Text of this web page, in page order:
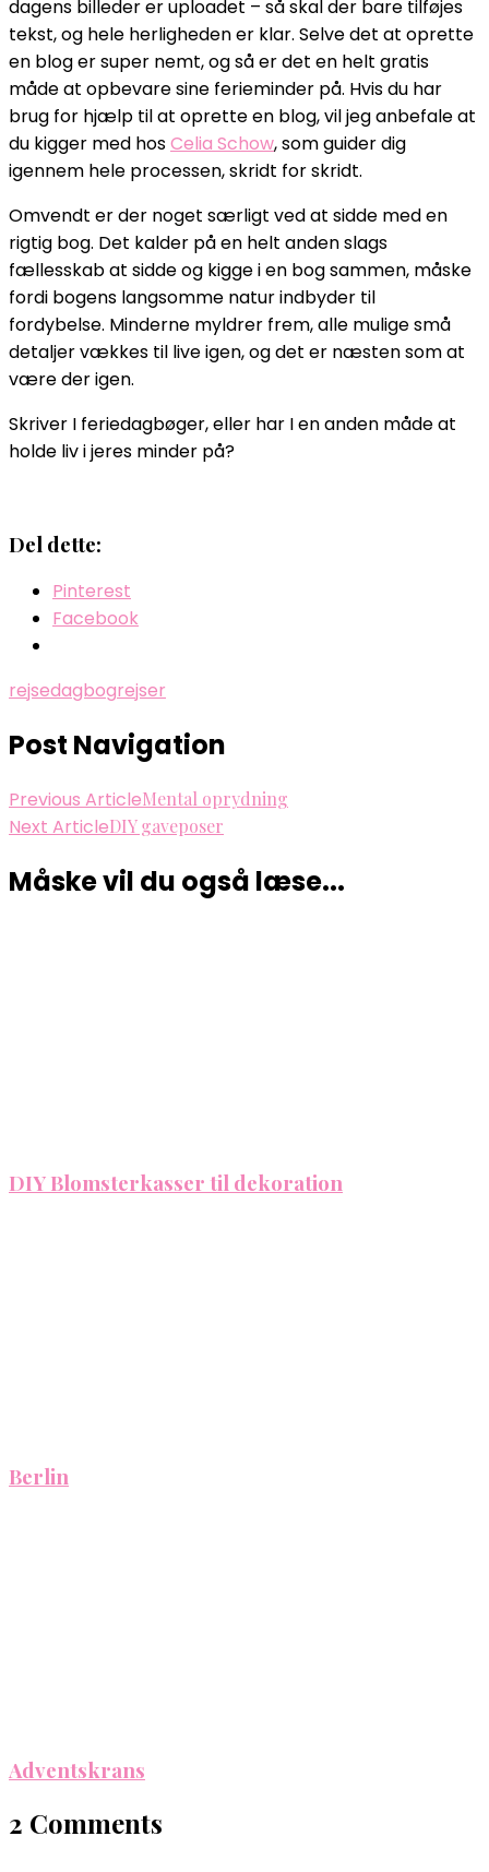
dagens billeder er uploadet – så skal der bare tilføjes
tekst, og hele herligheden er klar. Selve det at oprette
en blog er super nemt, og så er det en helt gratis
måde at opbevare sine ferieminder på. Hvis du har
brug for hjælp til at oprette en blog, vil jeg anbefale at
du kigger med hosCelia Schow, som guider dig
igennem hele processen, skridt for skridt.
Omvendt er der noget særligt ved at sidde med en
rigtig bog. Det kalder på en helt anden slags
fællesskab at sidde og kigge i en bog sammen, måske
fordi bogens langsomme natur indbyder til
fordybelse. Minderne myldrer frem, alle mulige små
detaljer vækkes til live igen, og det er næsten som at
være der igen.
Skriver I feriedagbøger, eller har I en anden måde at
holde liv i jeres minder på?
Del dette:
Pinterest
Facebook
rejsedagbogrejser
Post Navigation
Previous ArticleMental oprydning
Next ArticleDIY gaveposer
Måske vil du også læse...
DIY Blomsterkasser til dekoration
Berlin
Adventskrans
2 Comments